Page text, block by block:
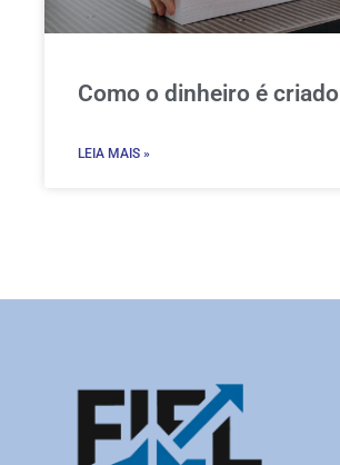
Como o dinheiro é criado
LEIA MAIS »